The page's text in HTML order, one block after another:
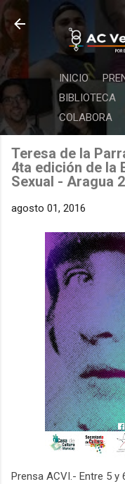
Ir
INICIO
BIBLIOTECA
COLABORA
Teresa de la
4ta edición de la
Sexual - Aragua
agosto 01, 2016
Prensa ACVI.- Entre 5 y